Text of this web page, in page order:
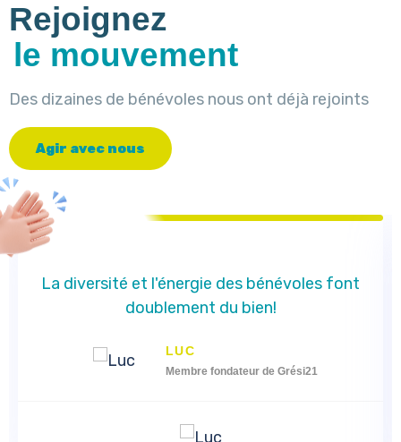
Rejoignez
le mouvement
Des dizaines de bénévoles nous ont déjà rejoints
Agir avec nous
La diversité et l'énergie des bénévoles font
doublement du bien!
LUC
Membre fondateur de Grési21